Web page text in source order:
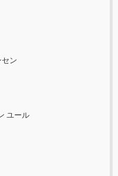
セン
ユール